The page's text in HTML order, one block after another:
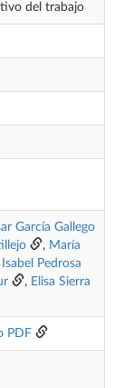
del trabajo
García Gallego
, María
Pedrosa
, Elisa Sierra
PDF